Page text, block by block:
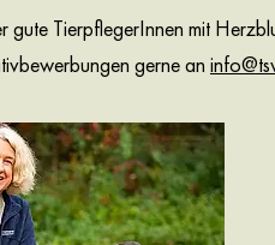
gute TierpflegerInnen mit
gerne an